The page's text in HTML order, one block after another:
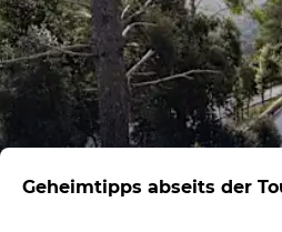
Geheimtipps abseits der